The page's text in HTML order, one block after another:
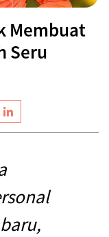
Membuat
Seru